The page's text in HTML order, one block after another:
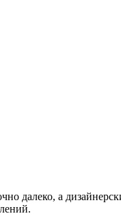
далеко, а